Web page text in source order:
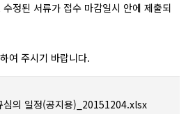
정된 서류가 접수 마감일시 안에 제출되
여 주시기 바랍니다.
의 일정(공지용)_20151204.xlsx